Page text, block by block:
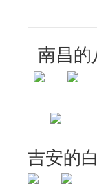
南昌的
吉安的